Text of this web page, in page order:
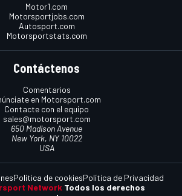
Motor1.com
Motorsportjobs.com
Autosport.com
Motorsportstats.com
Contáctenos
Comentarios
en Motorsport.com
Contacte con el equipo
sales@motorsport.com
650 Madison Avenue
New York, NY 10022
USA
Network Todos los derechos
Política de cookiesPolítica de Privacidad